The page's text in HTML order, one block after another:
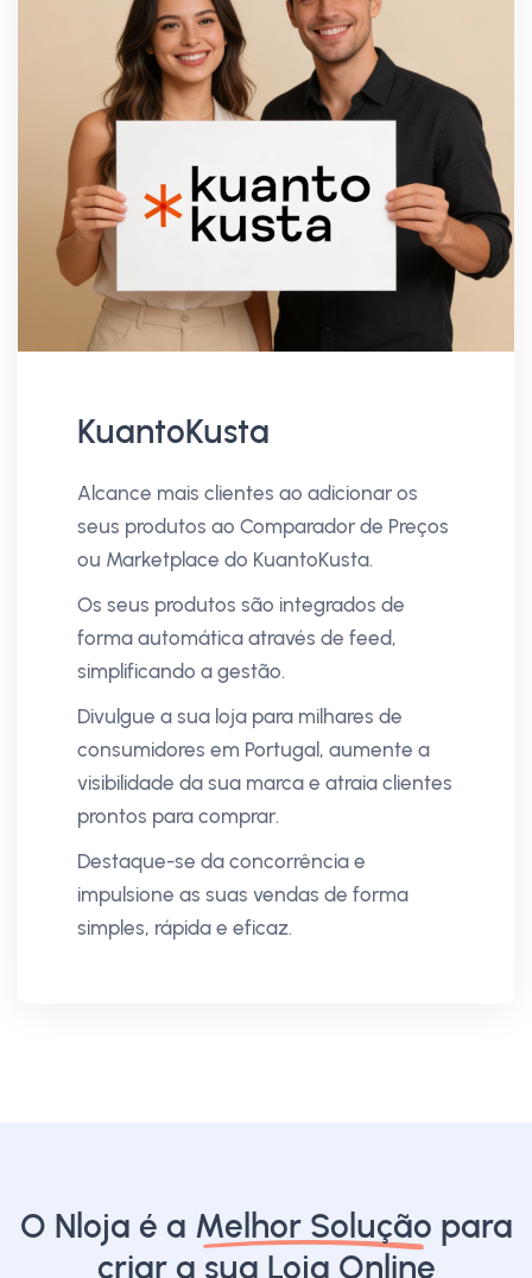
KuantoKusta
Alcance mais clientes ao adicionar os
seus produtos ao Comparador de Preços
ou Marketplace do KuantoKusta.
Os seus produtos são integrados de
forma automática através de feed,
simplificando a gestão.
Divulgue a sua loja para milhares de
consumidores em Portugal, aumente a
visibilidade da sua marca e atraia clientes
prontos para comprar.
Destaque-se da concorrência e
impulsione as suas vendas de forma
simples, rápida e eficaz.
O Nloja é a Melhor Solução para
criar a sua Loja Online